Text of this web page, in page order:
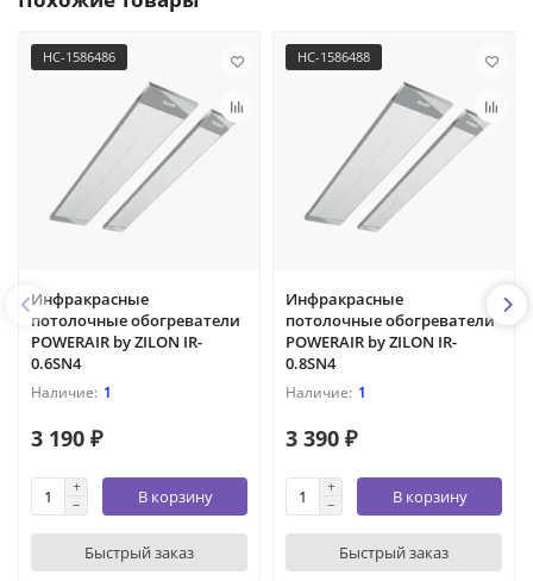
НС-1586486
Инфракрасные
потолочные обогреватели
POWERAIR by ZILON IR-
0.6SN4
1
3 190 ₽
В корзину
Быстрый заказ
НС-1586488
Инфракрасные
потолочные обогреватели
POWERAIR by ZILON IR-
0.8SN4
1
3 390 ₽
В корзину
Быстрый заказ